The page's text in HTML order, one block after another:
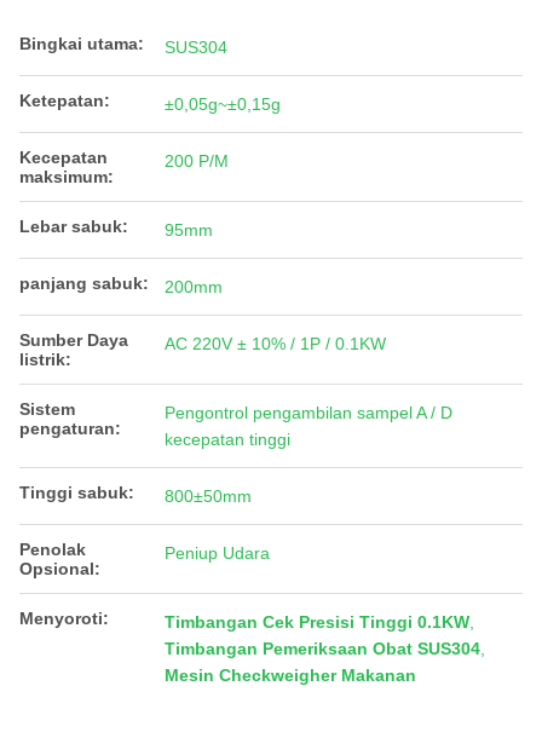
Bingkai utama: SUS304
Ketepatan: ±0,05g~±0,15g
Kecepatan
maksimum:
200 P/M
Lebar sabuk: 95mm
panjang sabuk: 200mm
Sumber Daya
listrik:
AC 220V ± 10% / 1P / 0.1KW
Sistem
pengaturan:
Pengontrol pengambilan sampel A / D
kecepatan tinggi
Tinggi sabuk: 800±50mm
Penolak
Opsional:
Peniup Udara
Menyoroti: Timbangan Cek Presisi Tinggi 0.1KW,
Timbangan Pemeriksaan Obat SUS304,
Mesin Checkweigher Makanan